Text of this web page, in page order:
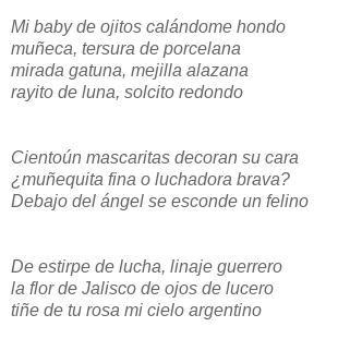
Mi baby de ojitos calándome hondo
muñeca, tersura de porcelana
mirada gatuna, mejilla alazana
rayito de luna, solcito redondo
Cientoún mascaritas decoran su cara
¿muñequita fina o luchadora brava?
Debajo del ángel se esconde un felino
De estirpe de lucha, linaje guerrero
la flor de Jalisco de ojos de lucero
tiñe de tu rosa mi cielo argentino